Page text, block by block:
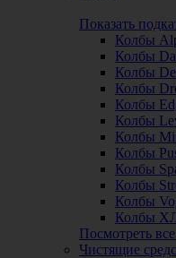
Показать
Колбы
Колбы
Колбы
Колбы
Колбы
Колбы
Колбы
Колбы
Колбы
Колбы
Колбы
Колбы
Посмотреть
Чистящие